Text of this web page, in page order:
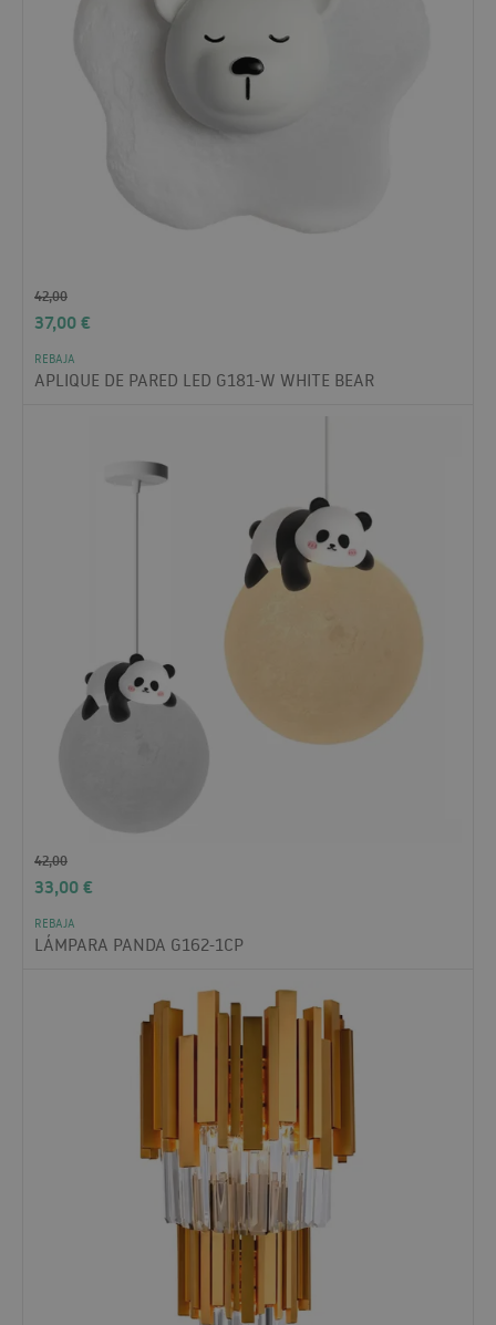
42,00
37,00€
REBAJA
APLIQUE DE PARED LED G181-W WHITE BEAR
42,00
33,00€
REBAJA
LÁMPARA PANDA G162-1CP